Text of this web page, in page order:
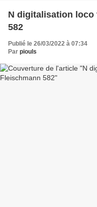
N digitalisation loco
582
Publié le 26/03/2022 à 07:34
Par piouls